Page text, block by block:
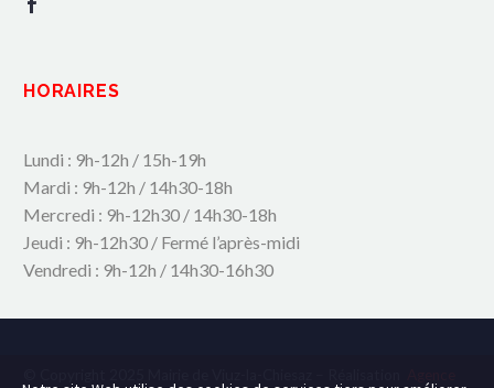
HORAIRES
Lundi : 9h-12h / 15h-19h
Mardi : 9h-12h / 14h30-18h
Mercredi : 9h-12h30 / 14h30-18h
Jeudi : 9h-12h30 / Fermé l’après-midi
Vendredi : 9h-12h / 14h30-16h30